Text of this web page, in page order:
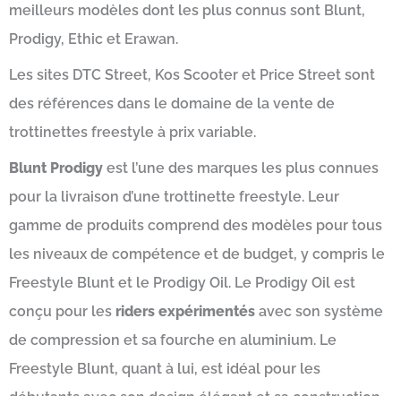
meilleurs modèles dont les plus connus sont Blunt,
Prodigy, Ethic et Erawan.
Les sites DTC Street, Kos Scooter et Price Street sont
des références dans le domaine de la vente de
trottinettes freestyle à prix variable.
Blunt Prodigy est l’une des marques les plus connues
pour la livraison d’une trottinette freestyle. Leur
gamme de produits comprend des modèles pour tous
les niveaux de compétence et de budget, y compris le
Freestyle Blunt et le Prodigy Oil. Le Prodigy Oil est
conçu pour les riders expérimentés avec son système
de compression et sa fourche en aluminium. Le
Freestyle Blunt, quant à lui, est idéal pour les